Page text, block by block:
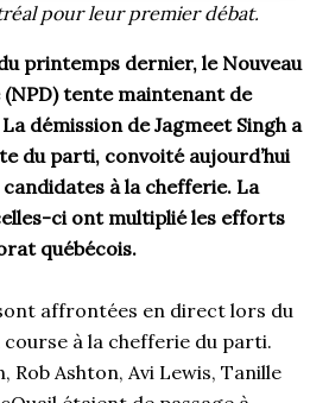
pour leur premier débat.
printemps dernier, le Nouveau
tente maintenant de
démission de Jagmeet Singh a
du parti, convoité aujourd’hui
à la chefferie. La
ci ont multiplié les efforts
québécois.
affrontées en direct lors du
à la chefferie du parti.
Rob Ashton, Avi Lewis, Tanille